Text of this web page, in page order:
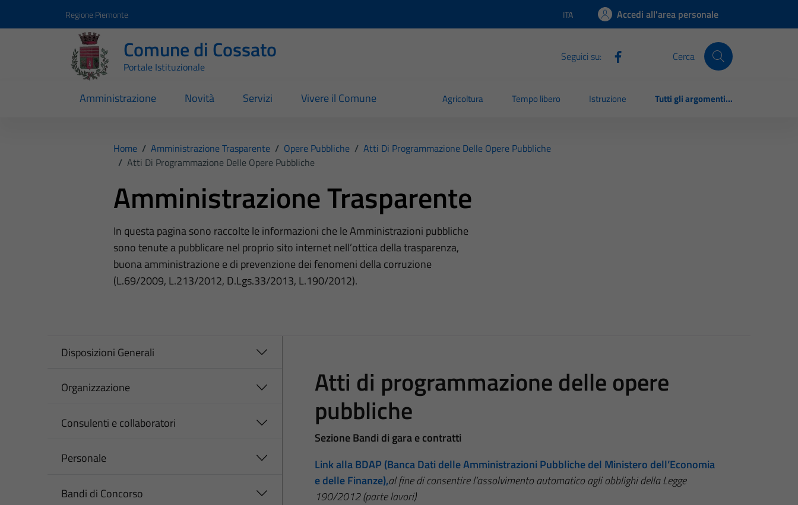
Regione Piemonte Lingua attiva:
ITA Accedi all'area personale
Comune di Cossato
Portale Istituzionale
Seguici su: Cerca
Amministrazione Novità Servizi Vivere il Comune Agricoltura Tempo libero Istruzione Tutti gli argomenti...
Home / Amministrazione Trasparente / Opere Pubbliche / Atti Di Programmazione Delle Opere Pubbliche
/ Atti Di Programmazione Delle Opere Pubbliche
Amministrazione Trasparente
In questa pagina sono raccolte le informazioni che le Amministrazioni pubbliche
sono tenute a pubblicare nel proprio sito internet nell’ottica della trasparenza,
buona amministrazione e di prevenzione dei fenomeni della corruzione
(L.69/2009, L.213/2012, D.Lgs.33/2013, L.190/2012).
Disposizioni Generali
Organizzazione
Consulenti e collaboratori
Personale
Bandi di Concorso
Atti di programmazione delle opere
pubbliche
Sezione Bandi di gara e contratti
Link alla BDAP (Banca Dati delle Amministrazioni Pubbliche del Ministero dell’Economia
e delle Finanze),al fine di consentire l’assolvimento automatico agli obblighi della Legge
190/2012 (parte lavori)